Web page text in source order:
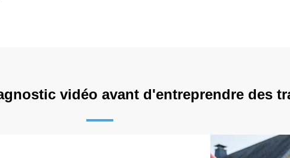
vidéo avant d'entreprendre des